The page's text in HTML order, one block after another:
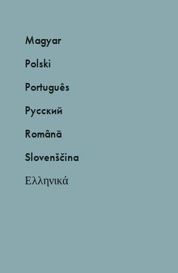
Magyar
Polski
Português
Русский
Română
Slovenščina
Ελληνικά